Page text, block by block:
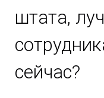
штата,
сейчас?